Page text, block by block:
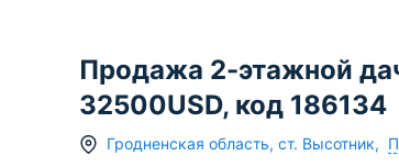
Продажа 2-этажной
32500USD, код 186134
Гродненская область, ст. Высотник,